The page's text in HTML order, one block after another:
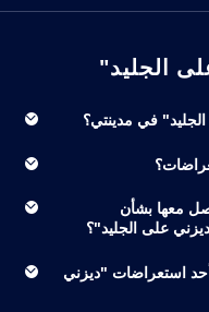
الجليد"
في مدينتي؟
معها بشأن
على الجليد"؟
استعراضات "ديزني